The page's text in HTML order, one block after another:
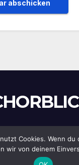
von WordPress|
Themeansar
Cookies. Wenn
wir von deinem